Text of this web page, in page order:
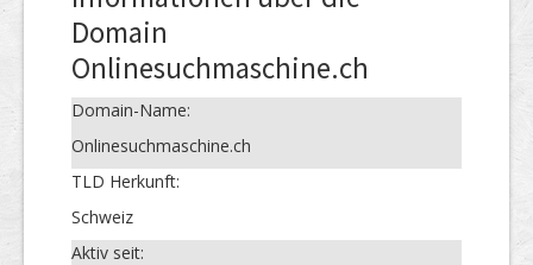
Domain
Onlinesuchmaschine.ch
Domain-Name:
Onlinesuchmaschine.ch
TLD Herkunft:
Schweiz
Aktiv seit: